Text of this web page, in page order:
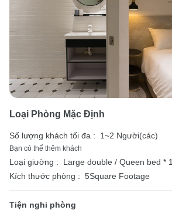
Loại Phòng Mặc Định
Số lượng khách tối đa : 1~2 Người(các)
Bạn có thể thêm khách
Loại giường :
Large double / Queen bed * 1
Kích thước phòng : 5Square Footage
Tiện nghi phòng